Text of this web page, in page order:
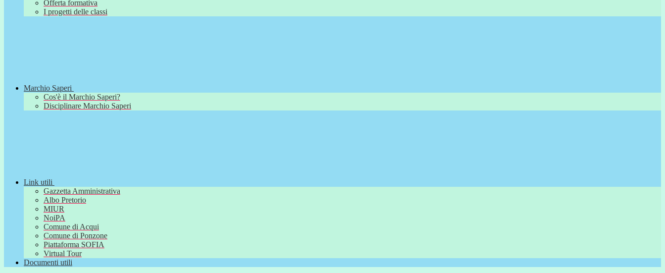
Offerta formativa
I progetti delle classi
Marchio Saperi
Cos'è il Marchio Saperi?
Disciplinare Marchio Saperi
Link utili
Gazzetta Amministrativa
Albo Pretorio
MIUR
NoiPA
Comune di Acqui
Comune di Ponzone
Piattaforma SOFIA
Virtual Tour
Documenti utili